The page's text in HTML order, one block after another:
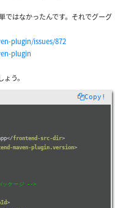
ではなかったんです。それでグーグ
plugin/issues/872
plugin
う。
Copy!
</frontend-src-dir>
maven-plugin.version>
ッケージ -->
>